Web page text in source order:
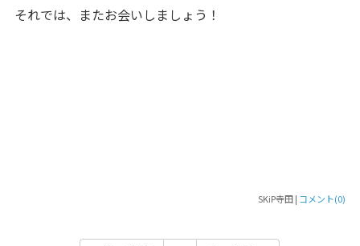
それでは、またお会いしましょう！
SKiP寺田 | コメント(0)